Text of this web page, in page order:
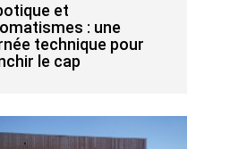
et
: une
technique pour
le cap